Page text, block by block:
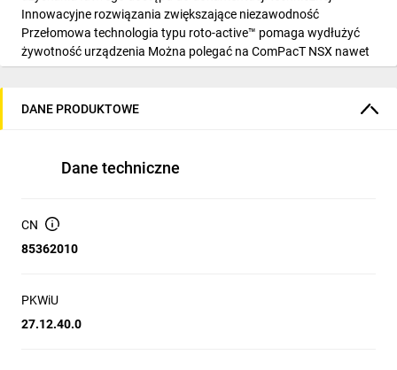
Innowacyjne rozwiązania zwiększające niezawodność
Przełomowa technologia typu roto-active™ pomaga wydłużyć
żywotność urządzenia Można polegać na ComPacT NSX nawet
w najtrudniejszych warunkach. Szeroka gama akcesoriów
sygnalizujące wyzwolenie. Rozwiązanie to skraca czas
DANE PRODUKTOWE
Dane techniczne
CN
85362010
PKWiU
27.12.40.0